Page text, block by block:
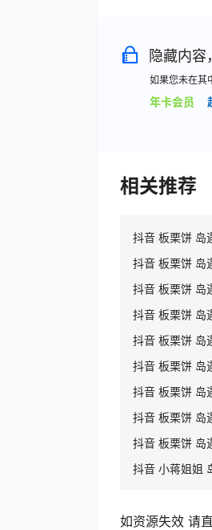
隐藏内容
如果您未在其
年卡会员
相关推荐
抖音 板栗饼 岛
抖音 板栗饼 岛
抖音 板栗饼 岛
抖音 板栗饼 岛
抖音 板栗饼 岛
抖音 板栗饼 岛
抖音 板栗饼 岛
抖音 板栗饼 岛
抖音 板栗饼 岛
抖音 小蒋姐姐
如资源失效 请